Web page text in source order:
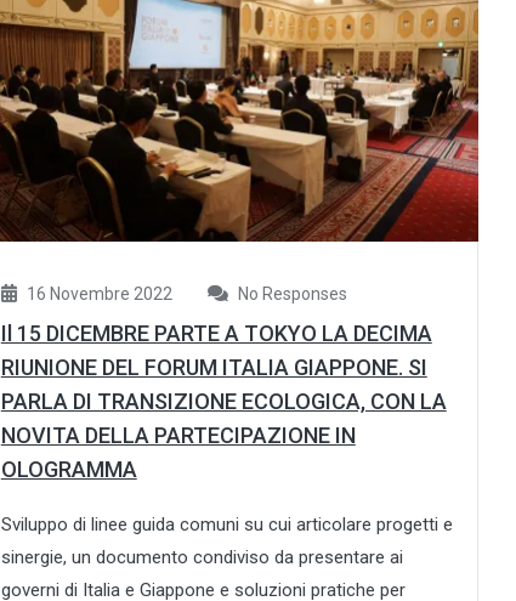
16 Novembre 2022 No Responses
Il 15 DICEMBRE PARTE A TOKYO LA DECIMA
RIUNIONE DEL FORUM ITALIA GIAPPONE. SI
PARLA DI TRANSIZIONE ECOLOGICA, CON LA
NOVITA DELLA PARTECIPAZIONE IN
OLOGRAMMA
Sviluppo di linee guida comuni su cui articolare progetti e
sinergie, un documento condiviso da presentare ai
governi di Italia e Giappone e soluzioni pratiche per